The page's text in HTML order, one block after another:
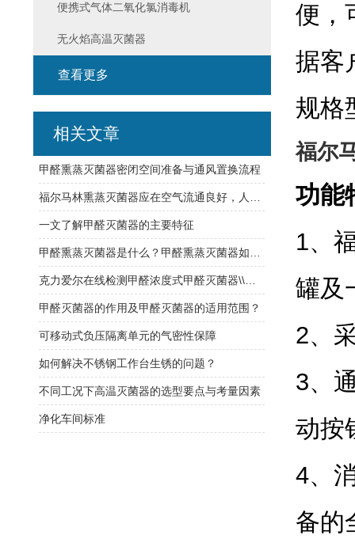
便，
据客
规格
福尔
功能
1、
罐及
2、
3、
动按
4、
备的
便携式气体二氧化氯消毒机
无火焰高温灭菌器
查看更多
相关文章
甲醛熏蒸灭菌器密闭空间准备与通风置换流程
一文了解甲醛灭菌器的主要特征
甲醛灭菌器的作用及甲醛灭菌器的适用范围？
可移动式负压隔离单元的气密性保障
如何解决不锈钢工作台生锈的问题？
不同工况下高温灭菌器的选型要点与考量因素
净化车间标准